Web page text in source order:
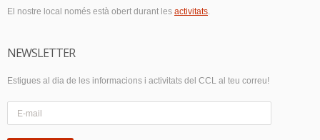
El nostre local només està obert durant les activitats
NEWSLETTER
Estigues al dia de les informacions i activitats del CCL al teu correu!